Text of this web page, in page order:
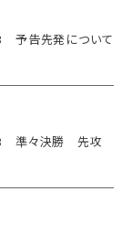
予告先発について
準々決勝 先攻